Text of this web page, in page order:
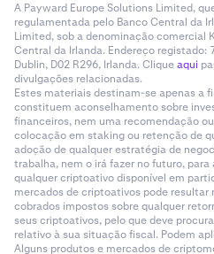
A Payward Europe Solutions Limited,
regulamentada pelo Banco Central da
Limited, sob a denominação comercial
Central da Irlanda. Endereço registado:
Dublin, D02 R296, Irlanda. Cliqueaqui
divulgações relacionadas.
Estes materiais destinam-se apenas a
constituem aconselhamento sobre
financeiros, nem uma recomendação
colocação em staking ou retenção de
adoção de qualquer estratégia de
trabalha, nem o irá fazer no futuro,
qualquer criptoativo disponível em
mercados de criptoativos pode resultar
cobrados impostos sobre qualquer
seus criptoativos, pelo que deve
relativo à sua situação fiscal. Podem
Alguns produtos e mercados de